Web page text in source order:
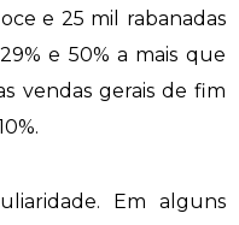
e 25 mil rabanadas
e 50% a mais que
vendas gerais de fim
Em alguns